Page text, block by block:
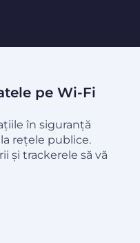
pe Wi-Fi
în siguranță
rețele publice.
și trackerele să vă